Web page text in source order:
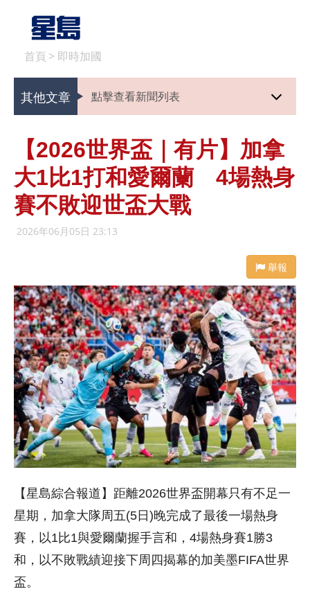
首頁 > 即時加國
其他文章 點擊查看新聞列表
【2026世界盃｜有片】加拿
大1比1打和愛爾蘭 4場熱身
賽不敗迎世盃大戰
2026年06月05日 23:13
舉報
【星島綜合報道】距離2026世界盃開幕只有不足一
星期，加拿大隊周五(5日)晚完成了最後一場熱身
賽，以1比1與愛爾蘭握手言和，4場熱身賽1勝3
和，以不敗戰績迎接下周四揭幕的加美墨FIFA世界
盃。